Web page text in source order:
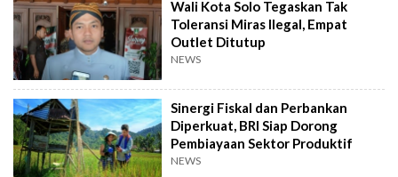
Wali Kota Solo Tegaskan Tak
Toleransi Miras Ilegal, Empat
Outlet Ditutup
NEWS
Sinergi Fiskal dan Perbankan
Diperkuat, BRI Siap Dorong
Pembiayaan Sektor Produktif
NEWS